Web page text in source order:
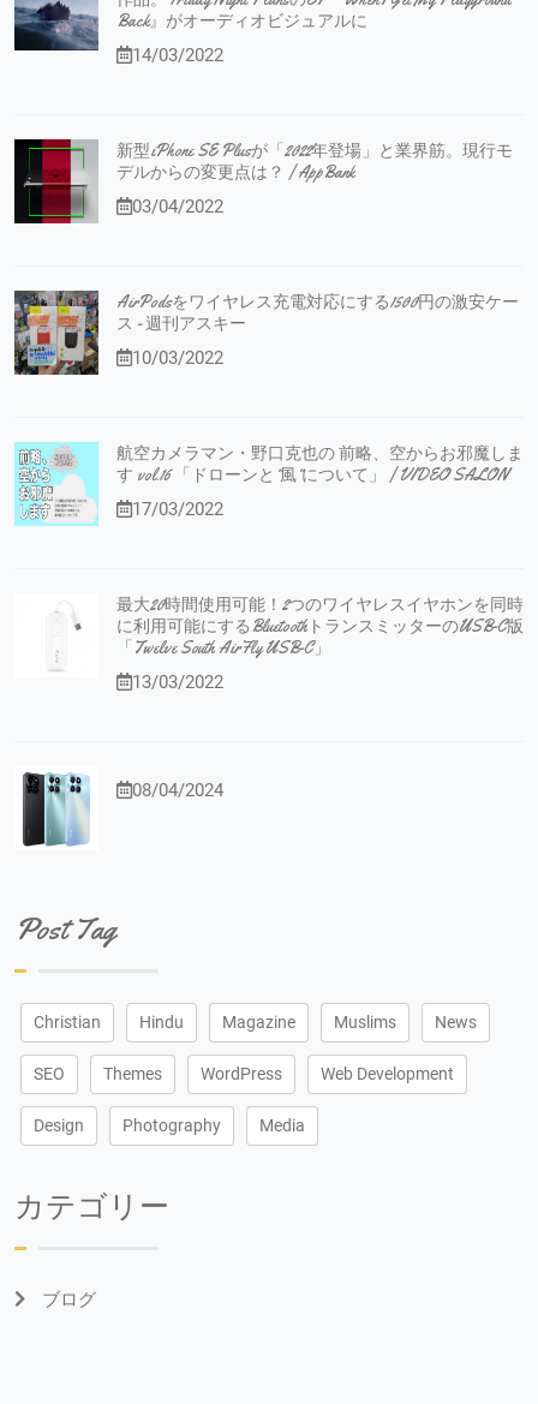
Back』がオーディオビジュアルに
14/03/2022
新型iPhone SE Plusが「2022年登場」と業界筋。現行モ
デルからの変更点は？ | AppBank
03/04/2022
AirPodsをワイヤレス充電対応にする1500円の激安ケー
ス - 週刊アスキー
10/03/2022
航空カメラマン・野口克也の 前略、空からお邪魔しま
す vol.16 「ドローンと”風”について」 | VIDEO SALON
17/03/2022
最大20時間使用可能！2つのワイヤレスイヤホンを同時
に利用可能にするBluetoothトランスミッターのUSB-C版
「Twelve South AirFly USB-C」
13/03/2022
08/04/2024
Post Tag
Christian Hindu Magazine Muslims News
SEO Themes WordPress Web Development
Design Photography Media
カテゴリー
ブログ